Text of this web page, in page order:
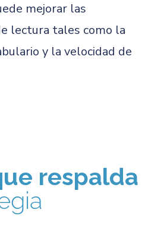
mejorar las
lectura tales como la
y la velocidad de
respalda